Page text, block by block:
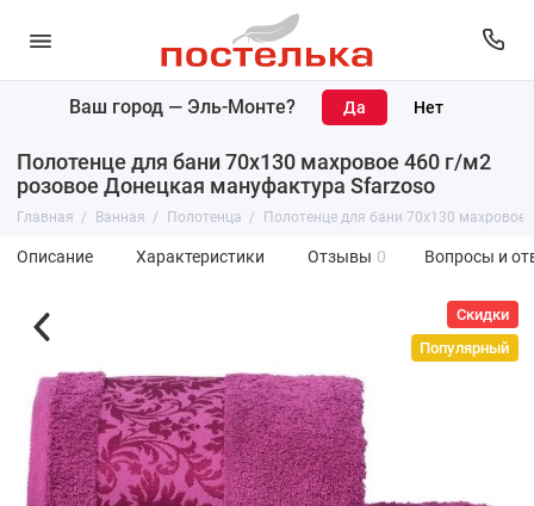
Ваш город — Эль-Монте?
Полотенце для бани 70х130 махровое 460 г/м2
розовое Донецкая мануфактура Sfarzoso
Главная Ванная Полотенца Полотенце для бани 70х130
Описание Характеристики Отзывы 0 Вопросы и
Скидки
Популярный